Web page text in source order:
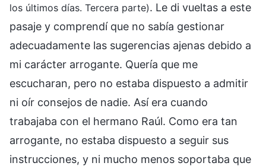
los últimos días. Tercera parte). Le di vueltas a este
pasaje y comprendí que no sabía gestionar
adecuadamente las sugerencias ajenas debido a
mi carácter arrogante. Quería que me
escucharan, pero no estaba dispuesto a admitir
ni oír consejos de nadie. Así era cuando
trabajaba con el hermano Raúl. Como era tan
arrogante, no estaba dispuesto a seguir sus
instrucciones, y ni mucho menos soportaba que